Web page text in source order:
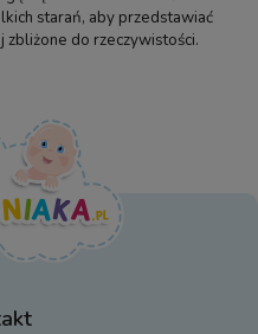
starań, aby przedstawiać
zbliżone do rzeczywistości.